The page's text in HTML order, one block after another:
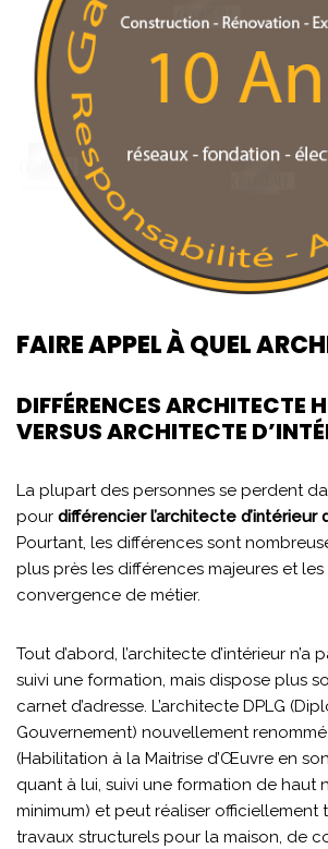
FAIRE APPEL À QUEL
DIFFÉRENCES ARCHITECTE
VERSUS ARCHITECTE
La plupart des personnes se perdent
pour différencier l’architecte d’intérieur
Pourtant, les différences sont
plus près les différences majeures et
convergence de métier.
Tout d’abord, l’architecte d’intérieur
suivi une formation, mais dispose plus
carnet d’adresse. L’architecte DPLG
Gouvernement) nouvellement renommé
(Habilitation à la Maitrise d’Œuvre en
quant à lui, suivi une formation de haut
minimum) et peut réaliser officiellement
travaux structurels pour la maison, de